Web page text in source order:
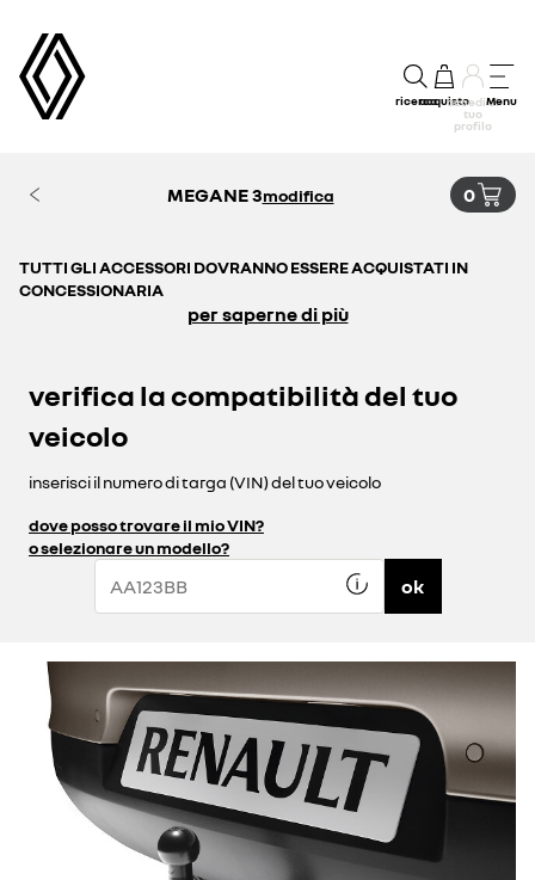
ricercaacquistoaccedi al
tuo
profilo
Menu
MEGANE 3modifica 0
TUTTI GLI ACCESSORI DOVRANNO ESSERE ACQUISTATI IN
CONCESSIONARIA
per saperne di più
verifica la compatibilità del tuo
veicolo
inserisci il numero di targa (VIN) del tuo veicolo
dove posso trovare il mio VIN?
o selezionare un modello?
ok